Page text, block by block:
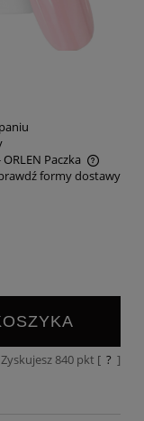
ORLEN Paczka
formy dostawy
Zyskujesz 840pkt [ ? ]